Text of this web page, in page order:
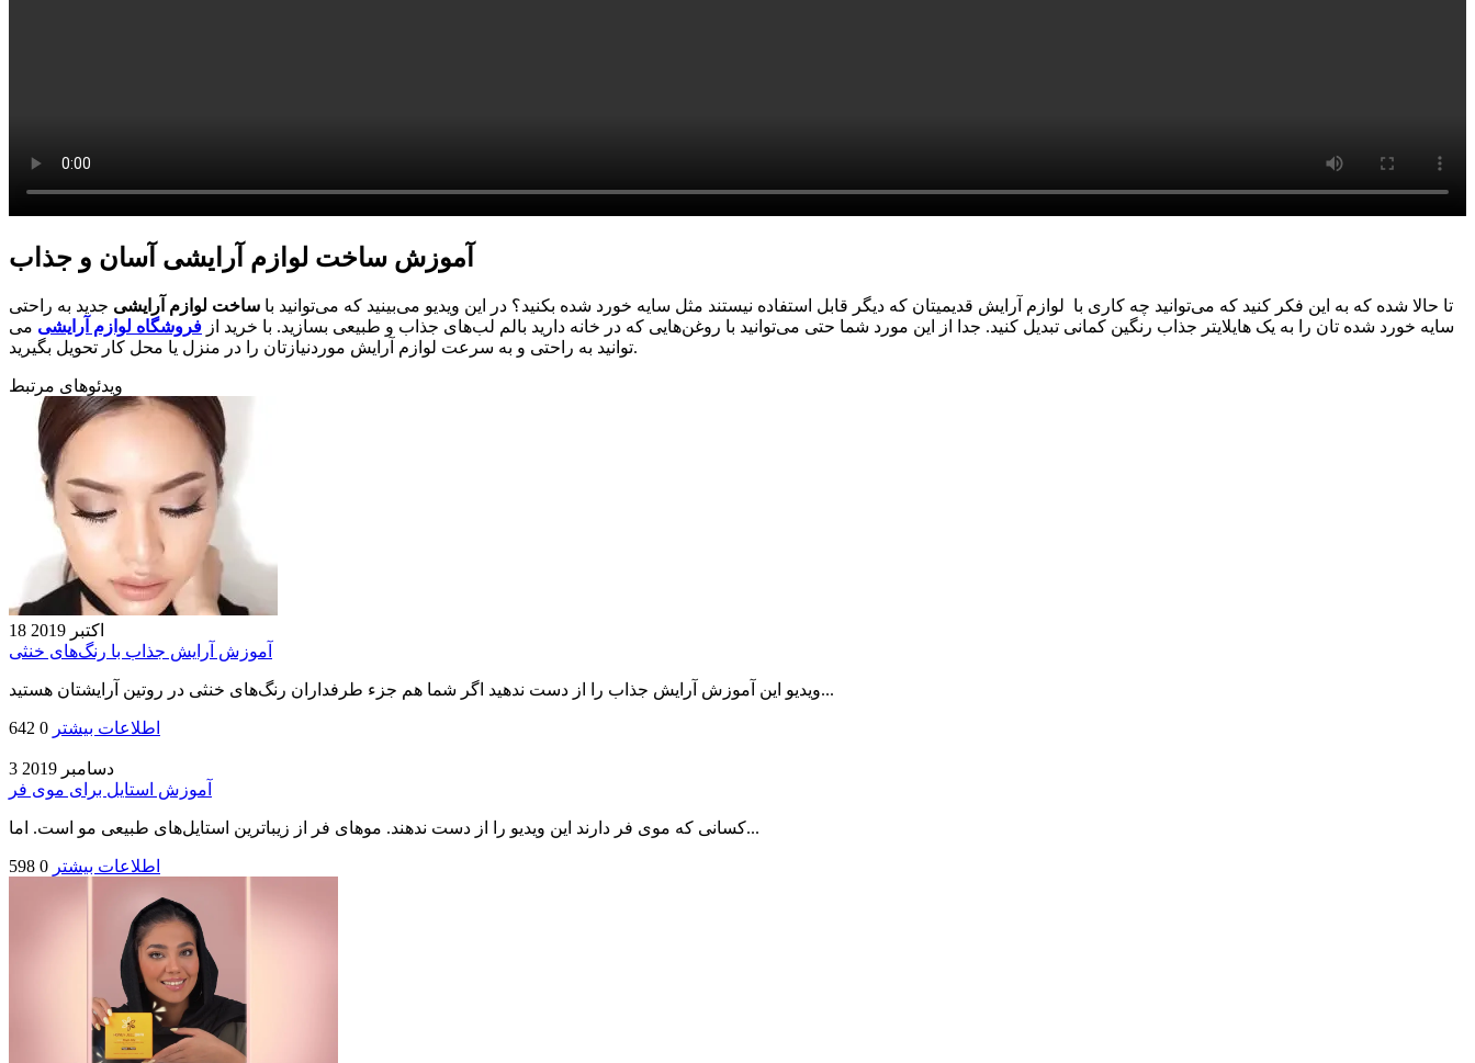
آموزش ساخت لوازم آرایشی آسان و جذاب
تا حالا شده که به این فکر کنید که می‌توانید چه کاری با لوازم آرایش قدیمیتان که دیگر قابل استفاده نیستند مثل سایه خورد شده بکنید؟ در این ویدیو می‌بینید که می‌توانید با ساخت لوازم آرایشی جدید به راحتی
سایه خورد شده تان را به یک هایلایتر جذاب رنگین کمانی تبدیل کنید. جدا از این مورد شما حتی می‌توانید با روغن‌هایی که در خانه دارید بالم لب‌های جذاب و طبیعی بسازید. با خرید از فروشگاه لوازم آرایشی می
توانید به راحتی و به سرعت لوازم آرایش موردنیازتان را در منزل یا محل کار تحویل بگیرید.
ویدئوهای مرتبط
18 اکتبر 2019
آموزش آرایش جذاب با رنگ‌های خنثی
ویدیو این آموزش آرایش جذاب را از دست ندهید اگر شما هم جزء طرفداران رنگ‌های خنثی در روتین آرایشتان هستید...
642 0 اطلاعات بیشتر
3 دسامبر 2019
آموزش استایل برای موی فر
کسانی که موی فر دارند این ویدیو را از دست ندهند. موهای فر از زیباترین استایل‌های طبیعی مو است. اما...
598 0 اطلاعات بیشتر